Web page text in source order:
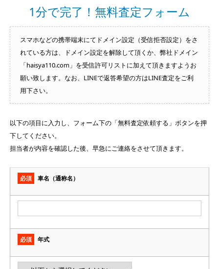
1分で完了！無料査定フォーム
スマホなどの携帯端末にてドメイン設定（受信拒否設定）をさ
れている方は、ドメイン設定を解除して頂くか、弊社ドメイン
「haisya110.com」を受信許可リストに加えて頂きますようお
願い致します。なお、LINEで返答希望の方はLINE査定をご利
用下さい。
以下の項目に入力し、フォーム下の「無料査定依頼する」ボタンを押
下してください。
担当者が内容を確認した後、早急にご連絡をさせて頂きます。
必須 車名（通称名）
必須 年式